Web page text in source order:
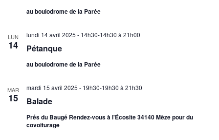
au boulodrome de la Parée
LUN
14 Pétanque
lundi 14 avril 2025 - 14h30-14h30 à 21h00
au boulodrome de la Parée
MAR
15 Balade
mardi 15 avril 2025 - 19h30-19h30 à 21h30
Prés du Baugé Rendez-vous à l'Écosite 34140 Mèze pour du
covoiturage